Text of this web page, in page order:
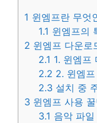
1 윈엠프란 무엇
1.1 윈엠프의
2 윈엠프 다운로
2.1 1. 윈엠프
2.2 2. 윈엠
2.3 설치 중
3 윈엠프 사용 꿀
3.1 음악 파